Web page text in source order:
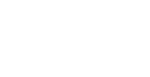
指数跌幅在10%－20%之间
预期未来3-6个月内该行业指
中性：预期未来3-6个月内该
数-5%－5%；回避：预期未
过基准指数5%以上。 分析